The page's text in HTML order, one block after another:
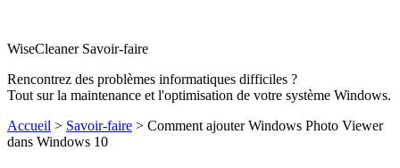
WiseCleaner Savoir-faire
Rencontrez des problèmes informatiques difficiles ?
Tout sur la maintenance et l'optimisation de votre système Windows.
Accueil > Savoir-faire > Comment ajouter Windows Photo Viewer
dans Windows 10